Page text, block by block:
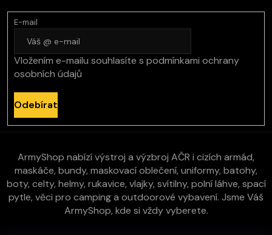
E-mail
Vložením e-mailu souhlasíte s podmínkami ochrany
osobních údajů
Odebírat
ArmyShop nabízí výstroj a výzbroj AČR i cizích armád,
maskáče, bundy, maskovací oblečení, uniformy, batohy,
boty, celty, helmy, rukavice, vlajky, svítilny, polní láhve, spací
pytle, věci pro camping a outdoorové vybavení. Jsme Váš
ArmyShop, kde si vždy vyberete.